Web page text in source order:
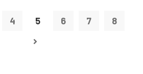
4 5 6 7 8